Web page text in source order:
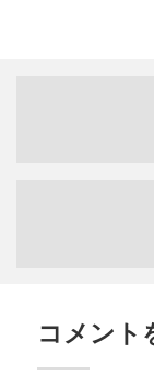
コメント